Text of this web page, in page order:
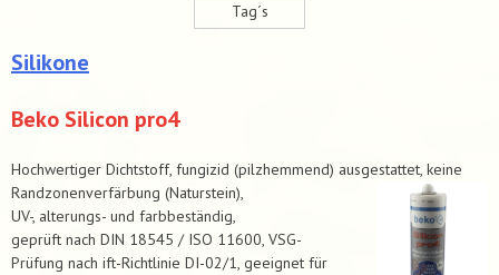
Tag´s
Silikone
Beko Silicon pro4
Hochwertiger Dichtstoff, fungizid (pilzhemmend) ausgestattet, keine
Randzonenverfärbung (Naturstein),
UV-, alterungs- und farbbeständig,
geprüft nach DIN 18545 / ISO 11600, VSG-
Prüfung nach ift-Richtlinie DI-02/1, geeignet für